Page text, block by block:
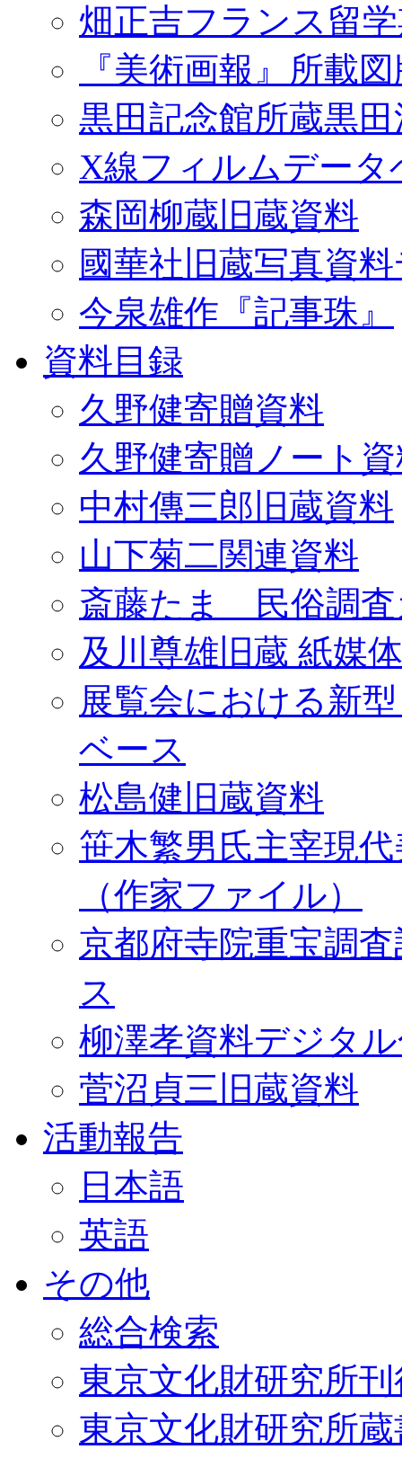
畑正吉フランス留
『美術画報』所載
黒田記念館所蔵黒
X線フィルムデータ
森岡柳蔵旧蔵資料
國華社旧蔵写真資
今泉雄作『記事珠』
資料目録
久野健寄贈資料
久野健寄贈ノート
中村傳三郎旧蔵資料
山下菊二関連資料
斎藤たま 民俗調査
及川尊雄旧蔵 紙媒
展覧会における新
ベース
松島健旧蔵資料
笹木繁男氏主宰現
（作家ファイル）
京都府寺院重宝調
ス
柳澤孝資料デジタ
菅沼貞三旧蔵資料
活動報告
日本語
英語
その他
総合検索
東京文化財研究所
東京文化財研究所